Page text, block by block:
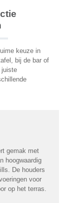
keuze in
bij de bar of
juiste
gemak met
hoogwaardig
De houders
voor
op het terras.